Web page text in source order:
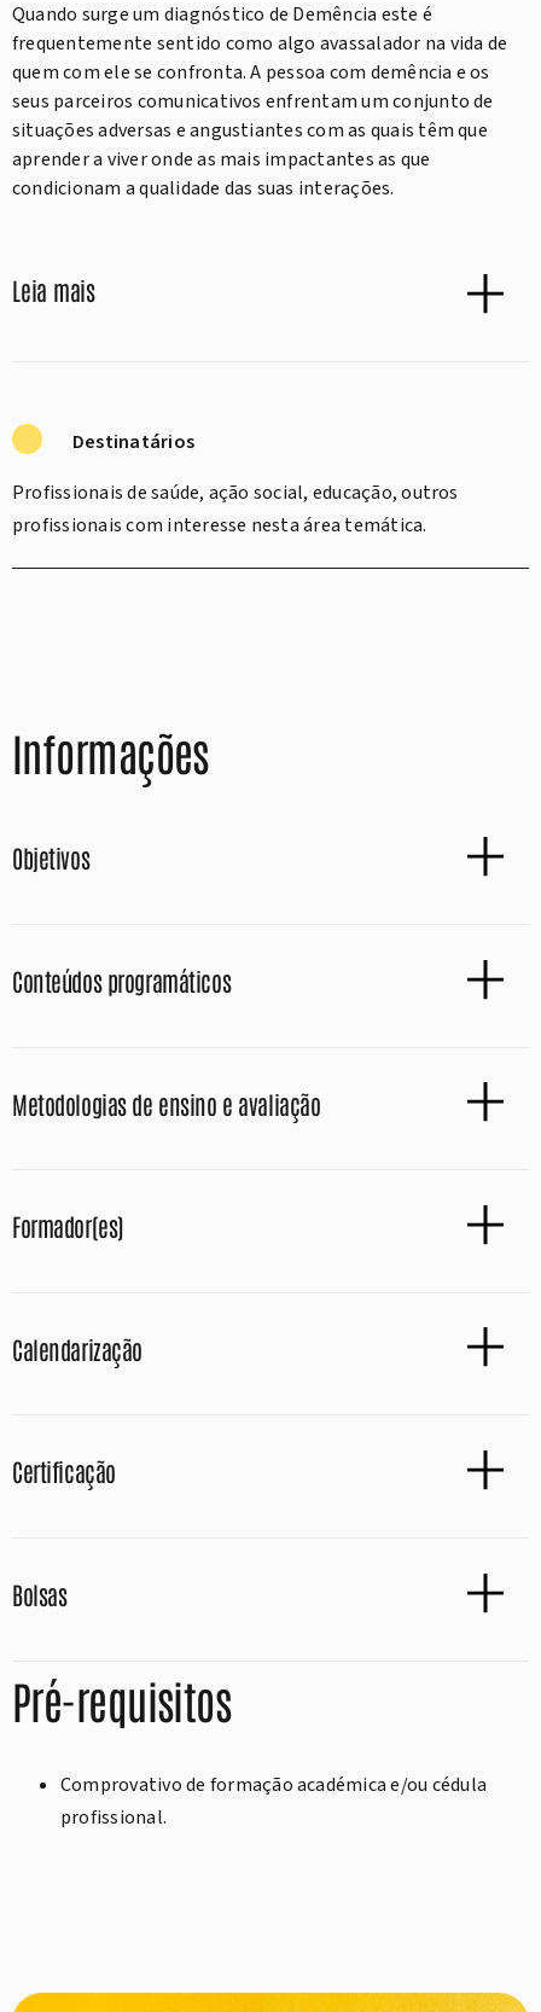
Quando surge um diagnóstico de Demência este é
frequentemente sentido como algo avassalador na vida de
quem com ele se confronta. A pessoa com demência e os
seus parceiros comunicativos enfrentam um conjunto de
situações adversas e angustiantes com as quais têm que
aprender a viver onde as mais impactantes as que
condicionam a qualidade das suas interações.
Leia mais
Destinatários
Profissionais de saúde, ação social, educação, outros
profissionais com interesse nesta área temática.
Informações
Objetivos
Conteúdos programáticos
Metodologias de ensino e avaliação
Formador(es)
Calendarização
Certificação
Bolsas
Pré-requisitos
Comprovativo de formação académica e/ou cédula
profissional.